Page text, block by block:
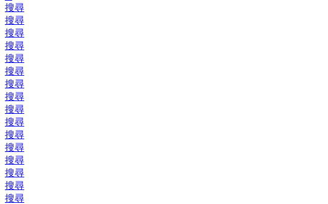
搜尋
搜尋
搜尋
搜尋
搜尋
搜尋
搜尋
搜尋
搜尋
搜尋
搜尋
搜尋
搜尋
搜尋
搜尋
搜尋